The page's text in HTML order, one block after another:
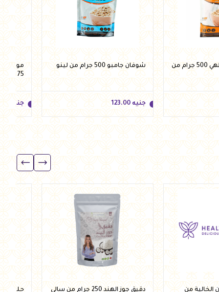
شوفان سريع الطهي 500 جرام من
شوفان جامبو 500 جرام من لينو
جنيه 123.00
جنيه 123.00
موسلي
375 جرام من لينو
جنيه
جنيه
الخالية من
دقيق جوز الهند 250 جرام من سالي
حلقات